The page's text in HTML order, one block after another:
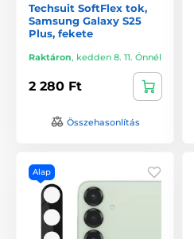
Techsuit SoftFlex tok,
Samsung Galaxy S25
Plus, fekete
Raktáron, kedden 8. 11. Önnél
2 280 Ft
Összehasonlítás
Alap